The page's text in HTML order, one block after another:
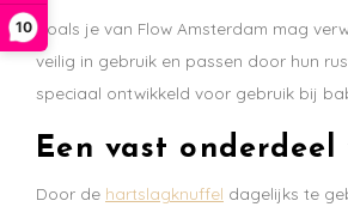
10 Zoals je van Flow Amsterdam mag
veilig in gebruik en passen door hun
speciaal ontwikkeld voor gebruik bij
Een vast
Door de hartslagknuffel dagelijks te